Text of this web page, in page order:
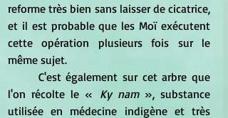
reforme très bien sans laisser de cicatrice,
et il est probable que les Moï exécutent
cette opération plusieurs fois sur le
même sujet.
l'on récolte le « Ky nam », substance
utilisée en médecine indigène et très